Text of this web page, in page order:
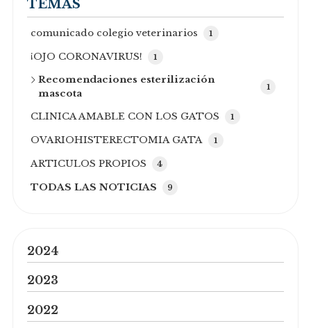
TEMAS
TODAS LAS NOTICIAS 9
comunicado colegio veterinarios 1
¡OJO CORONAVIRUS! 1
Recomendaciones esterilización
mascota
1
CLINICA AMABLE CON LOS GATOS 1
OVARIOHISTERECTOMIA GATA 1
ARTICULOS PROPIOS 4
2024
2023
2022